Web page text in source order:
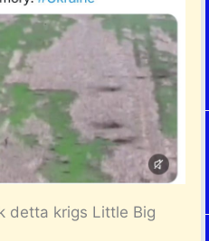
detta krigs Little Big